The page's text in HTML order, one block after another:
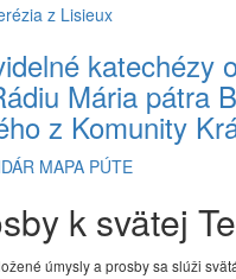
katechézy
Mária pátra
z Komunity
MAPA PÚTE
k svätej
úmysly a prosby sa slúži